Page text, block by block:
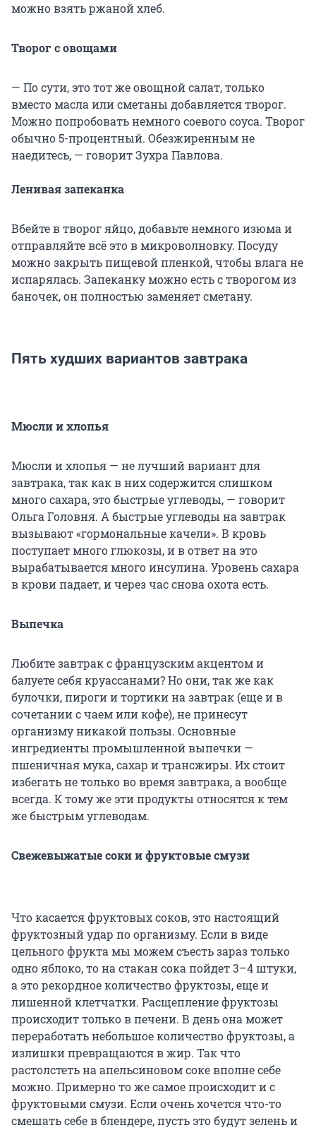
можно взять ржаной хлеб.
Творог с овощами
— По сути, это тот же овощной салат, только
вместо масла или сметаны добавляется творог.
Можно попробовать немного соевого соуса. Творог
обычно 5-процентный. Обезжиренным не
наедитесь, — говорит Зухра Павлова.
Ленивая запеканка
Вбейте в творог яйцо, добавьте немного изюма и
отправляйте всё это в микроволновку. Посуду
можно закрыть пищевой пленкой, чтобы влага не
испарялась. Запеканку можно есть с творогом из
баночек, он полностью заменяет сметану.
Пять худших вариантов завтрака
Мюсли и хлопья
Мюсли и хлопья — не лучший вариант для
завтрака, так как в них содержится слишком
много сахара, это быстрые углеводы, — говорит
Ольга Головня. А быстрые углеводы на завтрак
вызывают «гормональные качели». В кровь
поступает много глюкозы, и в ответ на это
вырабатывается много инсулина. Уровень сахара
в крови падает, и через час снова охота есть.
Выпечка
Любите завтрак с французским акцентом и
балуете себя круассанами? Но они, так же как
булочки, пироги и тортики на завтрак (еще и в
сочетании с чаем или кофе), не принесут
организму никакой пользы. Основные
ингредиенты промышленной выпечки —
пшеничная мука, сахар и трансжиры. Их стоит
избегать не только во время завтрака, а вообще
всегда. К тому же эти продукты относятся к тем
же быстрым углеводам.
Свежевыжатые соки и фруктовые смузи
Что касается фруктовых соков, это настоящий
фруктозный удар по организму. Если в виде
цельного фрукта мы можем съесть зараз только
одно яблоко, то на стакан сока пойдет 3–4 штуки,
а это рекордное количество фруктозы, еще и
лишенной клетчатки. Расщепление фруктозы
происходит только в печени. В день она может
переработать небольшое количество фруктозы, а
излишки превращаются в жир. Так что
растолстеть на апельсиновом соке вполне себе
можно. Примерно то же самое происходит и с
фруктовыми смузи. Если очень хочется что-то
смешать себе в блендере, пусть это будут зелень и